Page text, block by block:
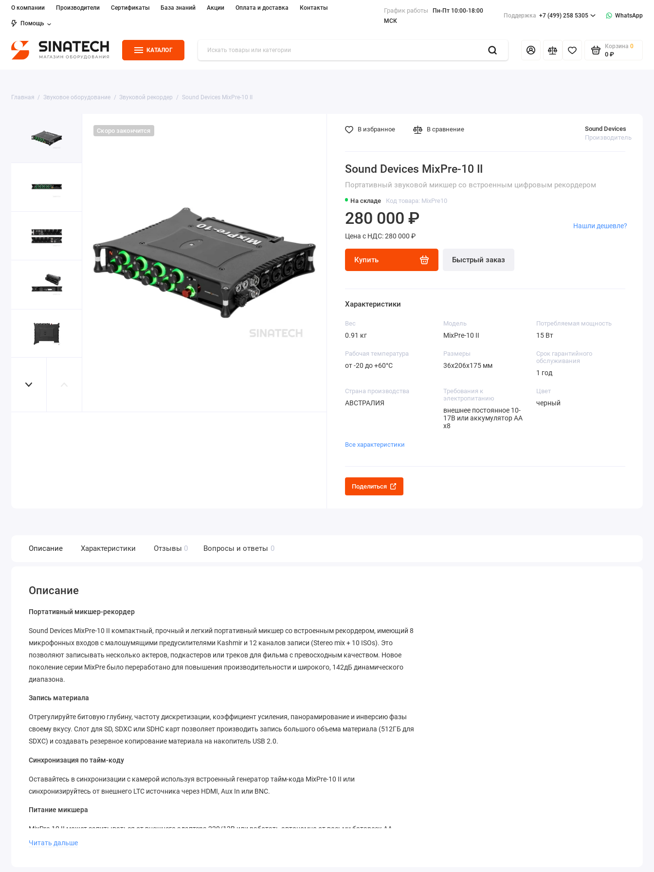
О компании Производители Сертификаты База знаний Акции Оплата и доставка Контакты
Помощь
График работы
Пн-Пт 10:00-18:00
МСК
Поддержка +7 (499) 258 5305 WhatsApp
КАТАЛОГ
Корзина 0
0 ₽
Главная Звуковое оборудование Звуковой рекордер Sound Devices MixPre-10 II
Скоро закончится
Sound Devices MixPre-10 II
Портативный звуковой микшер со встроенным цифровым рекордером
На складе Код товара: MixPre10
Sound Devices
Производитель
280 000 ₽
Цена с НДС: 280 000 ₽
Купить Быстрый заказ
Нашли дешевле?
В избранное В сравнение
Характеристики
Вес
0.91 кг
Модель
MixPre-10 II
Потребляемая мощность
15 Вт
Рабочая температура
от -20 до +60°C
Размеры
36x206x175 мм
Срок гарантийного
обслуживания
1 год
Страна производства
АВСТРАЛИЯ
Требования к
электропитанию
внешнее постоянное 10-
17В или аккумулятор AA
х8
Цвет
черный
Все характеристики
Поделиться
Описание Характеристики Отзывы 0 Вопросы и ответы 0
Описание
Портативный микшер-рекордер
Sound Devices MixPre-10 II компактный, прочный и легкий портативный микшер со встроенным рекордером, имеющий 8
микрофонных входов с малошумящими предусилителями Kashmir и 12 каналов записи (Stereo mix + 10 ISOs). Это
позволяют записывать несколько актеров, подкастеров или треков для фильма с превосходным качеством. Новое
поколение серии MixPre было переработано для повышения производительности и широкого, 142дБ динамического
диапазона.
Запись материала
Отрегулируйте битовую глубину, частоту дискретизации, коэффициент усиления, панорамирование и инверсию фазы
своему вкусу. Слот для SD, SDXC или SDHC карт позволяет производить запись большого объема материала (512ГБ для
SDXC) и создавать резервное копирование материала на накопитель USB 2.0.
Синхронизация по тайм-коду
Оставайтесь в синхронизации с камерой используя встроенный генератор тайм-кода MixPre-10 II или
синхронизируйтесь от внешнего LTC источника через HDMI, Aux In или BNC.
Питание микшера
MixPre-10 II может запитываться от внешнего адаптера 220/12В или работать автономно от восьми батареек АА,
устанавливаемых в подключаемый контейнер. Опционально можно приобрести адаптер L-Mount для питания микшера
Читать дальше